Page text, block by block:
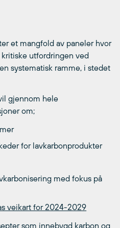
et mangfold av paneler hvor
utfordringen ved
systematisk ramme, i stedet
gjennom hele
om;
for lavkarbonprodukter
med fokus på
veikart for 2024-2029
som innebygd karbon og